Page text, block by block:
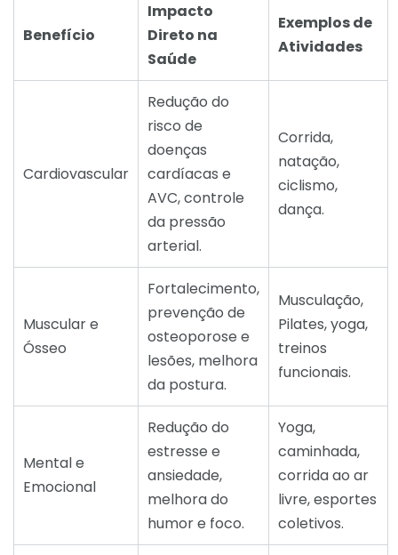
Benefício
Impacto
Direto na
Saúde
Exemplos de
Atividades
Cardiovascular
Redução do
risco de
doenças
cardíacas e
AVC, controle
da pressão
arterial.
Corrida,
natação,
ciclismo,
dança.
Muscular e
Ósseo
Fortalecimento,
prevenção de
osteoporose e
lesões, melhora
da postura.
Musculação,
Pilates, yoga,
treinos
funcionais.
Mental e
Emocional
Redução do
estresse e
ansiedade,
melhora do
humor e foco.
Yoga,
caminhada,
corrida ao ar
livre, esportes
coletivos.